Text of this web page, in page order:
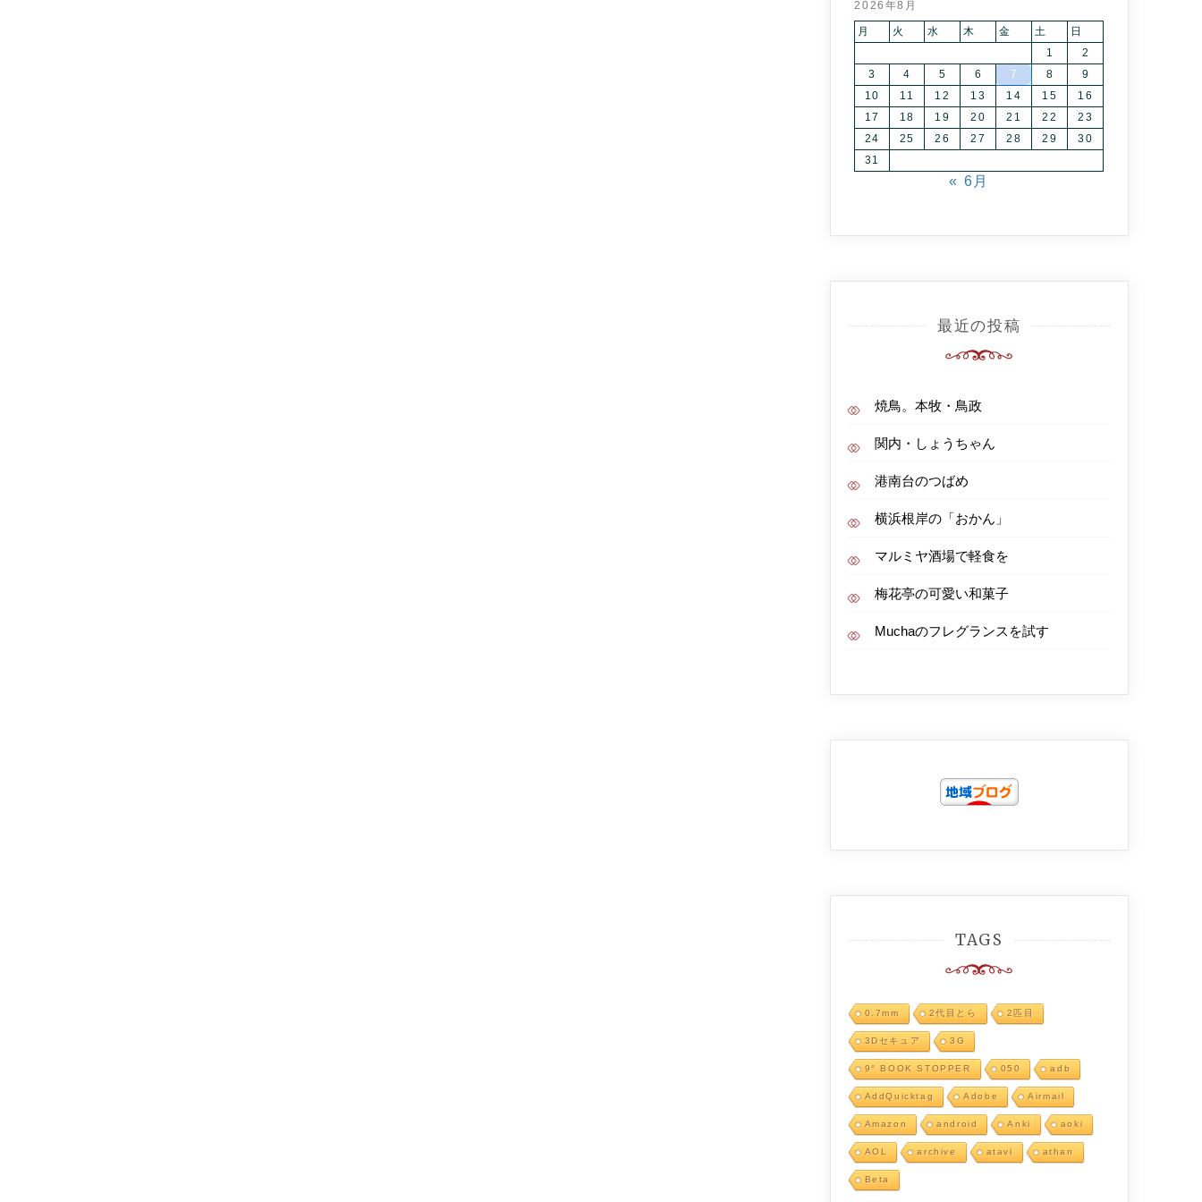
2026年8月
月 火 水 木 金 土
日
1
2
3
4 5 6 7 8
9
10
11 12 13 14 15
16
17
18 19 20 21 22
23
24
25 26 27 28 29
30
31
« 6月
最近の投稿
焼鳥。本牧・鳥政
関内・しょうちゃん
港南台のつばめ
横浜根岸の「おかん」
マルミヤ酒場で軽食を
梅花亭の可愛い和菓子
Muchaのフレグランスを試す
TAGS
0.7mm 2代目とら 2匹目
3Dセキュア 3G
9° BOOK STOPPER 050 adb
AddQuicktag Adobe Airmail
Amazon android Anki aoki
AOL archive atavi athan
Beta